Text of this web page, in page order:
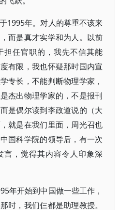
1995年。对人的尊重不该来
而是真才实学和为人。以前
担任官职的，我先不信其能
有限，我也怀疑那时国内宣
专长，不能判断物理学家，
杰出物理学家的，不是报刊
是偶尔读到李政道说的（大
就是在我们里面，周光召也
国科学院的领导后，有一次
，觉得其内容令人印象深
年开始到中国做一些工作，
时，我们仨都是助理教授。